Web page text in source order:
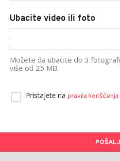
Ubacite video ili foto
Možete da ubacite do 3
više od 25 MB.
Pristajete na pravila korišćenja